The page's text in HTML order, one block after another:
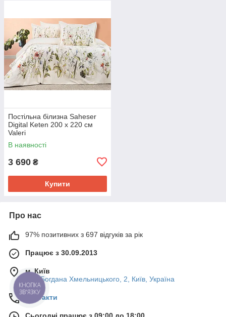
Постільна білизна Saheser
Digital Keten 200 х 220 см
Valeri
В наявності
3 690 ₴
Купити
Про нас
97% позитивних з 697 відгуків за рік
Працює з 30.09.2013
м. Київ
вул. Богдана Хмельницького, 2, Київ, Україна
Контакти
КНОПКА
ЗВ'ЯЗКУ